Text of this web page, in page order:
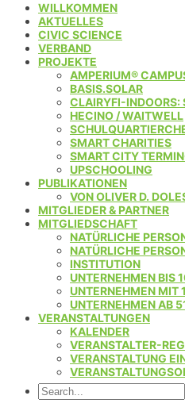
WILLKOMMEN
AKTUELLES
CIVIC SCIENCE
VERBAND
PROJEKTE
AMPERIUM®
BASIS.SOLAR
CLAIRYFI-INDOORS:
HECINO / WAITWELL
SMART CHARITIES
SMART CITY
UPSCHOOLING
PUBLIKATIONEN
VON OLIVER D.
MITGLIEDER & PARTNER
MITGLIEDSCHAFT
NATÜRLICHE
NATÜRLICHE
INSTITUTION
UNTERNEHMEN BIS
UNTERNEHMEN MIT
UNTERNEHMEN AB
VERANSTALTUNGEN
KALENDER
VERANSTALTER-
VERANSTALTUNG